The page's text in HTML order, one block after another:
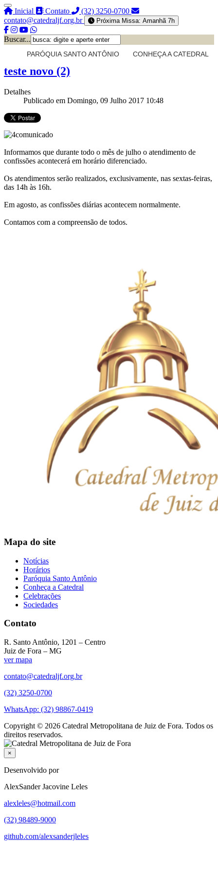
Inicial Contato
(32) 3250-0700
contato@catedraljf.org.br
Próxima Missa: Amanhã 7h
Buscar...
PARÓQUIA SANTO ANTÔNIO CONHEÇA A CATEDRAL
teste novo (2)
Detalhes
Publicado em Domingo, 09 Julho 2017 10:48
Informamos que durante todo o mês de julho o atendimento de
confissões acontecerá em horário diferenciado.
Os atendimentos serão realizados, exclusivamente, nas sextas-feiras,
das 14h às 16h.
Em agosto, as confissões diárias acontecem normalmente.
Contamos com a compreensão de todos.
Mapa do site
Notícias
Horários
Paróquia Santo Antônio
Conheça a Catedral
Celebrações
Sociedades
Contato
R. Santo Antônio, 1201 – Centro
Juiz de Fora – MG
ver mapa
contato@catedraljf.org.br
(32) 3250-0700
WhatsApp: (32) 98867-0419
Copyright © 2026 Catedral Metropolitana de Juiz de Fora. Todos os
direitos reservados.
×
Desenvolvido por
AlexSander Jacovine Leles
alexleles@hotmail.com
(32) 98489-9000
github.com/alexsanderjleles